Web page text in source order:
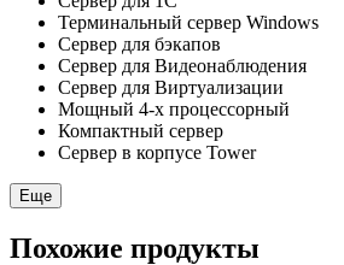
Терминальный сервер Windows
Сервер для бэкапов
Сервер для Видеонаблюдения
Сервер для Виртуализации
Мощный 4-х процессорный
Компактный сервер
Сервер в корпусе Tower
Еще
Похожие продукты